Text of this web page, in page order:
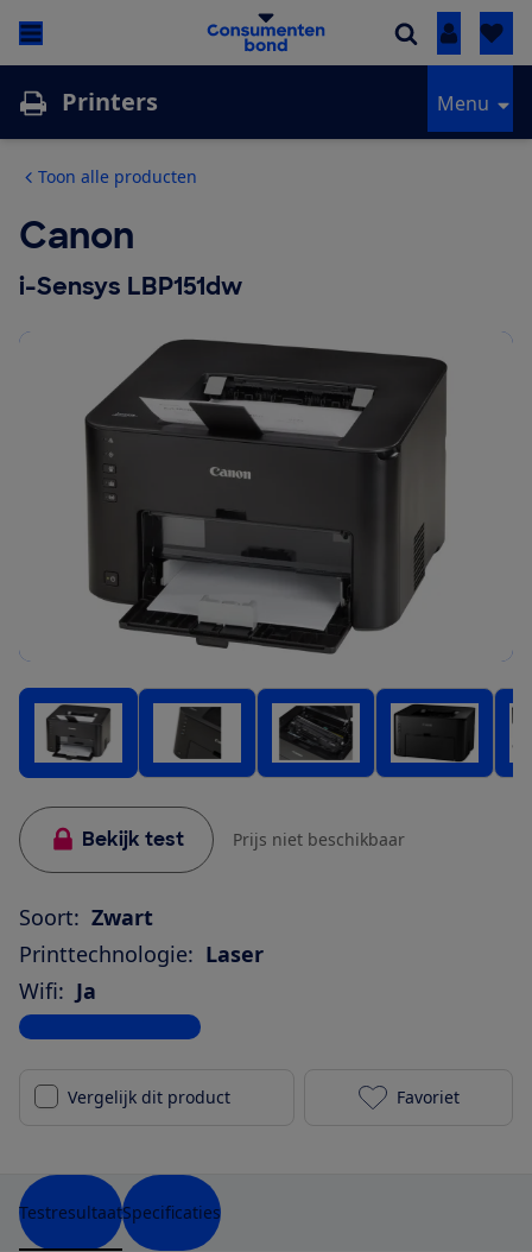
Inloggen
Printers Menu
Toon alle producten
Canon
i-Sensys LBP151dw
Bekijk test Prijs niet beschikbaar
Soort: Zwart
Printtechnologie: Laser
Wifi: Ja
Bekijk alle specificaties
Vergelijk dit product Canon i-
Favoriet
TestresultaatSpecificaties